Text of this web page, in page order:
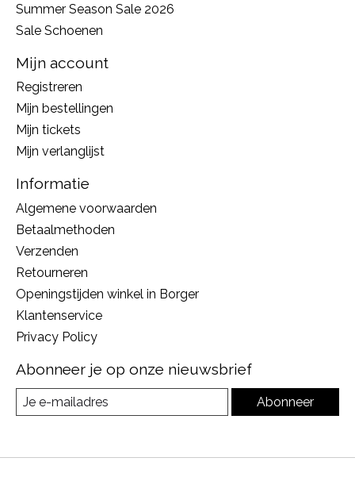
Summer Season Sale 2026
Sale Schoenen
Mijn account
Registreren
Mijn bestellingen
Mijn tickets
Mijn verlanglijst
Informatie
Algemene voorwaarden
Betaalmethoden
Verzenden
Retourneren
Openingstijden winkel in Borger
Klantenservice
Privacy Policy
Abonneer je op onze nieuwsbrief
Abonneer